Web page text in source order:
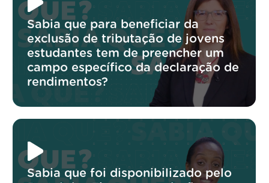
Sabia que para beneficiar da
exclusão de tributação de jovens
estudantes tem de preencher um
campo específico da declaração de
rendimentos?
Sabia que foi disponibilizado pelo